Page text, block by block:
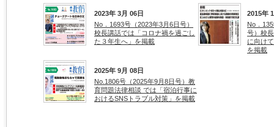
2023年 3月 06日
No．1693号（2023年3月6日号）
校長講話では「コロナ禍を過ごし
た３年生へ」を掲載
2015年
No．
号）校
に向け
を掲載
2025年 9月 08日
No.1806号（2025年9月8日号）教
育問題法律相談 では「宿泊行事に
おけるSNSトラブル対策」を掲載